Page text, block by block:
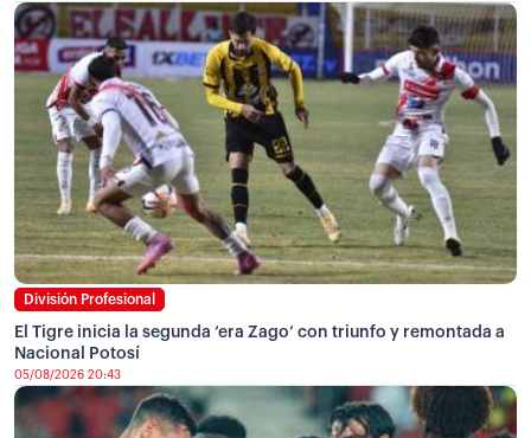
División Profesional
El Tigre inicia la segunda ‘era Zago’ con triunfo y remontada a
Nacional Potosí
05/08/2026 20:43